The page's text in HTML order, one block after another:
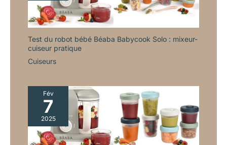
Test du robot bébé Béaba Babycook Solo : mixeur-
cuiseur pratique
Cuiseurs
Fév
7
2025